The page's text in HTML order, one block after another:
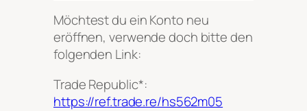
Möchtest du ein Konto neu
eröffnen, verwende doch bitte den
folgenden Link:
Trade Republic*:
https://ref.trade.re/hs562m05